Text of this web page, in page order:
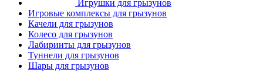
Игрушки для грызунов
Игровые комплексы для грызунов
Качели для грызунов
Колесо для грызунов
Лабиринты для грызунов
Туннели для грызунов
Шары для грызунов